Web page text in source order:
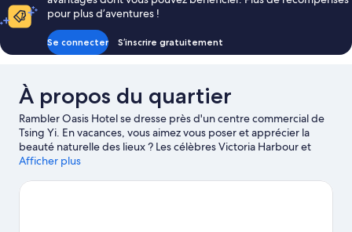
chambre
Chambre
pour plus d’aventures !
Se connecter S’inscrire gratuitement
À propos du quartier
Rambler Oasis Hotel se dresse près d'un centre commercial de
Tsing Yi. En vacances, vous aimez vous poser et apprécier la
beauté naturelle des lieux ? Les célèbres Victoria Harbour et
Kowloon Bay vous attendent. Vous n'êtes pas contre un peu
emblématiques Parc de loisirs Hong Kong Disneyland® Resort
Afficher plus